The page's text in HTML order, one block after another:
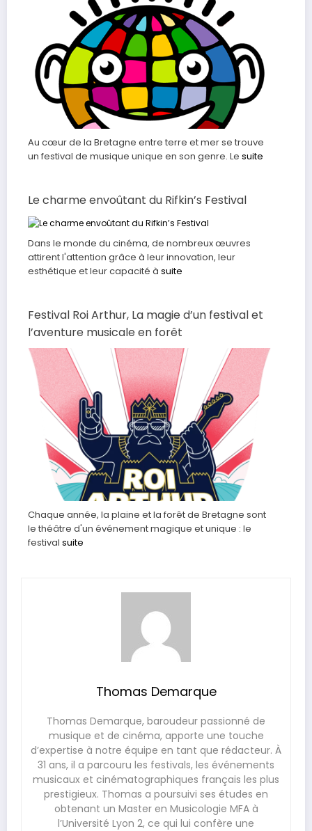
Au cœur de la Bretagne entre terre et mer se trouve
un festival de musique unique en son genre. Le suite
Le charme envoûtant du Rifkin’s Festival
Dans le monde du cinéma, de nombreux œuvres
attirent l'attention grâce à leur innovation, leur
esthétique et leur capacité à suite
Festival Roi Arthur, La magie d’un festival et
l’aventure musicale en forêt
Chaque année, la plaine et la forêt de Bretagne sont
le théâtre d'un événement magique et unique : le
festival suite
Thomas Demarque
Thomas Demarque, baroudeur passionné de
musique et de cinéma, apporte une touche
d’expertise à notre équipe en tant que rédacteur. À
31 ans, il a parcouru les festivals, les événements
musicaux et cinématographiques français les plus
prestigieux. Thomas a poursuivi ses études en
obtenant un Master en Musicologie MFA à
l’Université Lyon 2, ce qui lui confère une